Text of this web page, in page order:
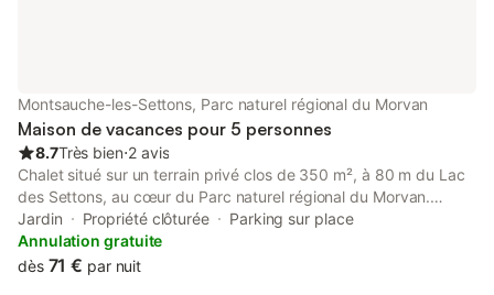
Montsauche-les-Settons, Parc naturel régional du Morvan
Maison de vacances pour 5 personnes
8.7Très bien⋅2 avis
Chalet situé sur un terrain privé clos de 350 m², à 80 m du Lac
des Settons, au cœur du Parc naturel régional du Morvan.
Capacité 5 personnes : 1 chambre double, mezzanine avec 1 lit
double et 1 lit simple. Équipements complets : vaisselle,
réfrigérateur, congélateur, lave-linge, aspirateur, télévision,
Jardin Propriété clôturée
Parking sur place
Annulation gratuite
dès 71 € par nuit